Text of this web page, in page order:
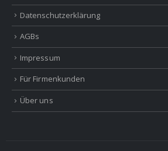
Datenschutzerklärung
AGBs
Impressum
Für Firmenkunden
Über uns